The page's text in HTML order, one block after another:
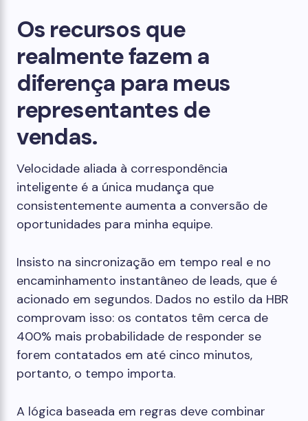
Os recursos que
realmente fazem a
diferença para meus
representantes de
vendas.
Velocidade aliada à correspondência
inteligente é a única mudança que
consistentemente aumenta a conversão de
oportunidades para minha equipe.
Insisto na sincronização em tempo real e no
encaminhamento instantâneo de leads, que é
acionado em segundos. Dados no estilo da HBR
comprovam isso: os contatos têm cerca de
400% mais probabilidade de responder se
forem contatados em até cinco minutos,
portanto, o tempo importa.
A lógica baseada em regras deve combinar